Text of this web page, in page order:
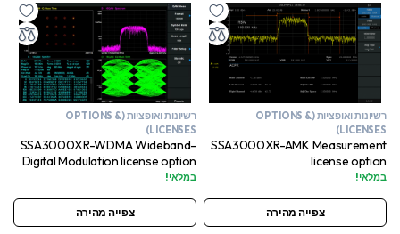
רשיונות ואופציות (OPTIONS &
LICENSES)
SSA3000XR-AMK Measurement
license option
במלאי!
צפייה מהירה
רשיונות ואופציות (OPTIONS &
LICENSES)
SSA3000XR-WDMA Wideband-
Digital Modulation license option
במלאי!
צפייה מהירה